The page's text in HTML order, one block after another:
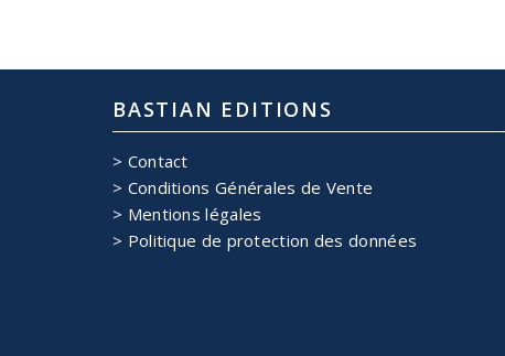
BASTIAN EDITIONS
Contact
Conditions Générales de Vente
Mentions légales
Politique de protection des données